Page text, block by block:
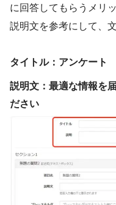
に回答してもらうメリ
説明文を参考にして、
タイトル：アンケート
説明文：最適な情報を
ださい